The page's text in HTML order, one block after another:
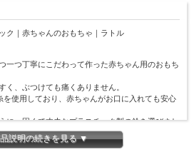
ク｜赤ちゃんのおもちゃ｜ラトル
一つ丁寧にこだわって作った赤ちゃん用のおもち
く、ぶつけても痛くありません。
を使用しており、赤ちゃんがお口に入れても安心
に、固くて丈夫なプラスチック製の鈴を選びまし
ストトイにぴったりです。
説明の続きを見る ▼